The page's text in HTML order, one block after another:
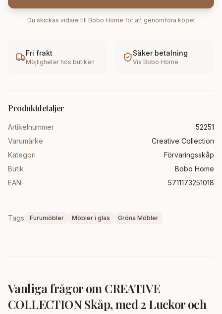
Du skickas vidare till Bobo Home för att genomföra köpet
Fri frakt
Möjligheter hos butiken
Säker betalning
Via Bobo Home
Produktdetaljer
Artikelnummer
52251
Varumärke
Creative Collection
Kategori
Förvaringsskåp
Butik
Bobo Home
EAN
5711173251018
Tags: Furumöbler Möbler i glas Gröna Möbler
Vanliga frågor om CREATIVE
COLLECTION Skåp, med 2 Luckor och